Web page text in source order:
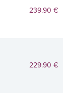
239.90 €
229.90 €